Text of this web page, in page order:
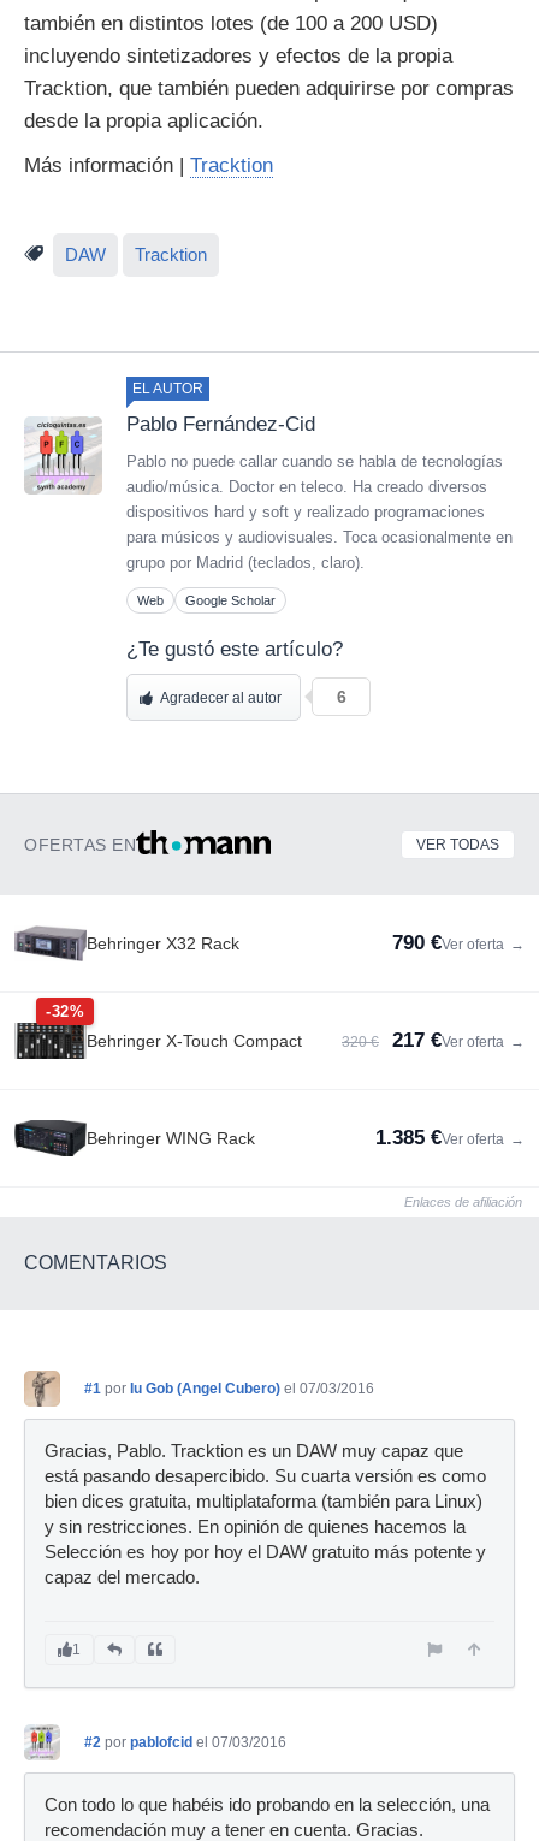
también en distintos lotes (de 100 a 200 USD)
incluyendo sintetizadores y efectos de la propia
Tracktion, que también pueden adquirirse por compras
desde la propia aplicación.
Más información | Tracktion
DAW Tracktion
EL AUTOR
Pablo Fernández-Cid
Pablo no puede callar cuando se habla de tecnologías
audio/música. Doctor en teleco. Ha creado diversos
dispositivos hard y soft y realizado programaciones
para músicos y audiovisuales. Toca ocasionalmente en
grupo por Madrid (teclados, claro).
Web Google Scholar
¿Te gustó este artículo?
Agradecer al autor 6
OFERTAS EN VER TODAS
Behringer X32 Rack 790 €Ver oferta →
-32%
Behringer X-Touch Compact 320 € 217 €Ver oferta →
Behringer WING Rack 1.385 €Ver oferta →
Enlaces de afiliación
COMENTARIOS
#1 por Iu Gob (Angel Cubero) el 07/03/2016
Gracias, Pablo. Tracktion es un DAW muy capaz que
está pasando desapercibido. Su cuarta versión es como
bien dices gratuita, multiplataforma (también para Linux)
y sin restricciones. En opinión de quienes hacemos la
Selección es hoy por hoy el DAW gratuito más potente y
capaz del mercado.
1
#2 por pablofcid el 07/03/2016
Con todo lo que habéis ido probando en la selección, una
recomendación muy a tener en cuenta. Gracias.